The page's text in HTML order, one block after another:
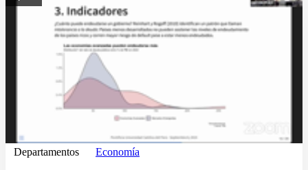
Departamentos Economía